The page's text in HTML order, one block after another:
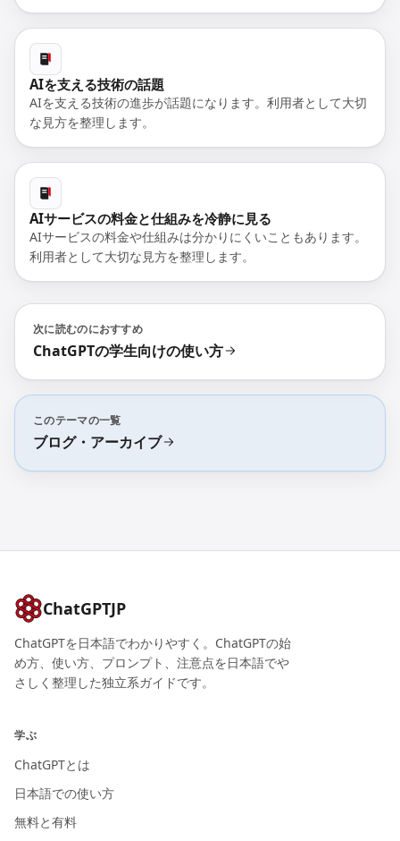
AIを支える技術の話題
AIを支える技術の進歩が話題になります。利用者として大切
な見方を整理します。
AIサービスの料金と仕組みを冷静に見る
AIサービスの料金や仕組みは分かりにくいこともあります。
利用者として大切な見方を整理します。
次に読むのにおすすめ
ChatGPTの学生向けの使い方
このテーマの一覧
ブログ・アーカイブ
ChatGPTJP
ChatGPTを日本語でわかりやすく。ChatGPTの始
め方、使い方、プロンプト、注意点を日本語でや
さしく整理した独立系ガイドです。
学ぶ
ChatGPTとは
日本語での使い方
無料と有料